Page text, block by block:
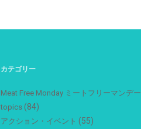
カテゴリー
Meat Free Monday ミートフリーマンデー
topics (84)
アクション・イベント (55)